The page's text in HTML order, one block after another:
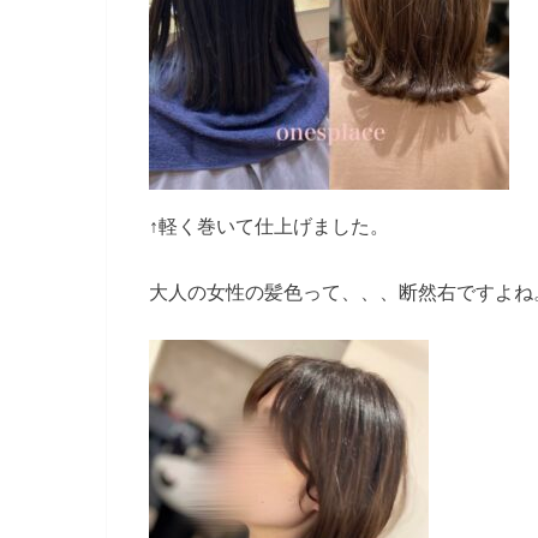
↑軽く巻いて仕上げました。
大人の女性の髪色って、、、断然右ですよね